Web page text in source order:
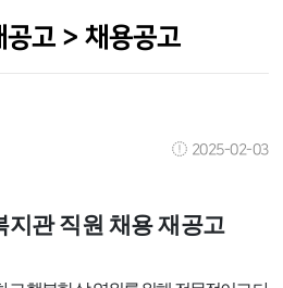
고 > 채용공고
2025-02-03
지관 직원 채용 재공고